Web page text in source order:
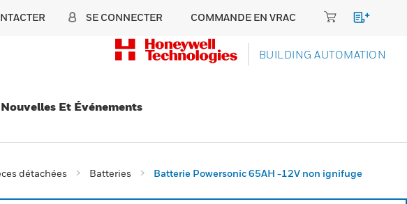
SE CONNECTER COMMANDE EN VRAC
BUILDING AUTOMATION
Nouvelles Et Événements
détachées Batteries Batterie Powersonic 65AH -12V non ignifuge